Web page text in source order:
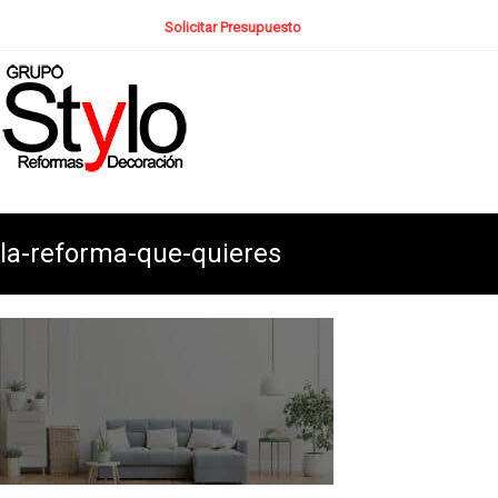
Solicitar Presupuesto
la-reforma-que-quieres